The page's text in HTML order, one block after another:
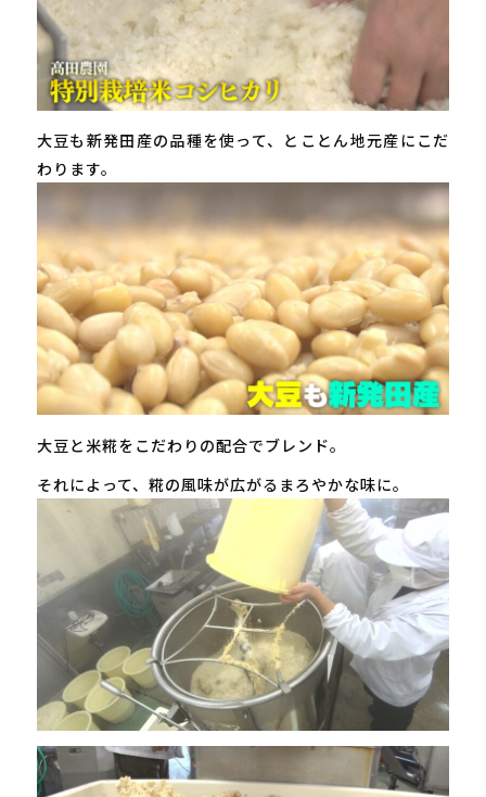
大豆も新発田産の品種を使って、とことん地元産にこだ
わります。
大豆と米糀をこだわりの配合でブレンド。
それによって、糀の風味が広がるまろやかな味に。